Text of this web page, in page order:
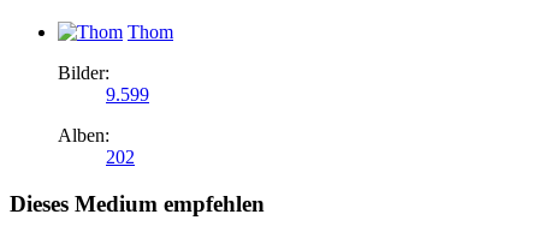
Thom
Bilder:
9.599
Alben:
202
Dieses Medium empfehlen